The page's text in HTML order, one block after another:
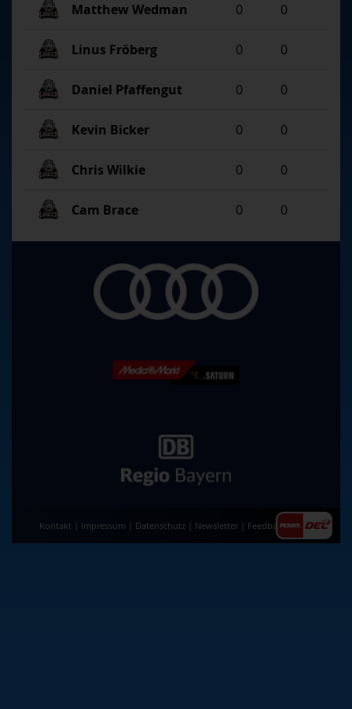
Matthew Wedman 0 0
Linus Fröberg 0 0
Daniel Pfaffengut 0 0
Kevin Bicker 0 0
Chris Wilkie 0 0
Cam Brace 0 0
Kontakt Impressum Datenschutz Newsletter Feedback|AGB